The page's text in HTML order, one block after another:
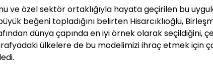
ve özel sektör ortaklığıyla hayata geçirilen bu
beğeni topladığını belirten Hisarcıklıoğlu,
dünya çapında en iyi örnek olarak seçildiğini,
ülkelere de bu modelimizi ihraç etmek için